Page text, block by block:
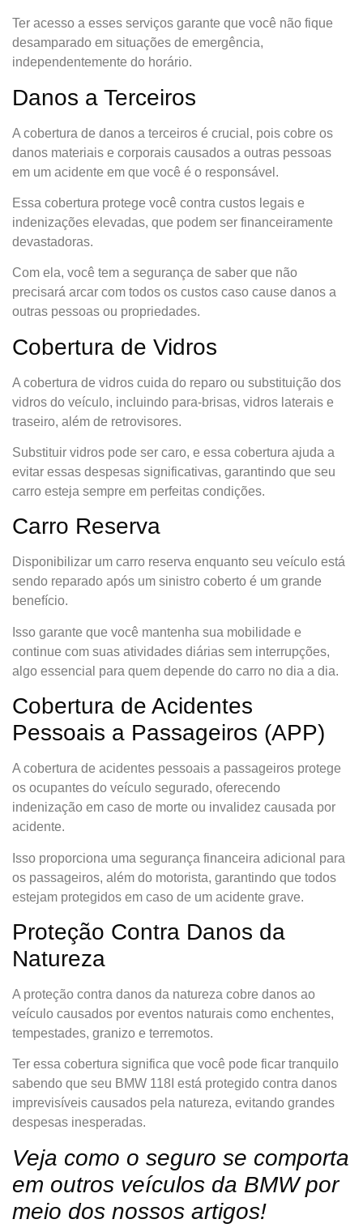
Ter acesso a esses serviços garante que você não fique
desamparado em situações de emergência,
independentemente do horário.
Danos a Terceiros
A cobertura de danos a terceiros é crucial, pois cobre os
danos materiais e corporais causados a outras pessoas
em um acidente em que você é o responsável.
Essa cobertura protege você contra custos legais e
indenizações elevadas, que podem ser financeiramente
devastadoras.
Com ela, você tem a segurança de saber que não
precisará arcar com todos os custos caso cause danos a
outras pessoas ou propriedades.
Cobertura de Vidros
A cobertura de vidros cuida do reparo ou substituição dos
vidros do veículo, incluindo para-brisas, vidros laterais e
traseiro, além de retrovisores.
Substituir vidros pode ser caro, e essa cobertura ajuda a
evitar essas despesas significativas, garantindo que seu
carro esteja sempre em perfeitas condições.
Carro Reserva
Disponibilizar um carro reserva enquanto seu veículo está
sendo reparado após um sinistro coberto é um grande
benefício.
Isso garante que você mantenha sua mobilidade e
continue com suas atividades diárias sem interrupções,
algo essencial para quem depende do carro no dia a dia.
Cobertura de Acidentes
Pessoais a Passageiros (APP)
A cobertura de acidentes pessoais a passageiros protege
os ocupantes do veículo segurado, oferecendo
indenização em caso de morte ou invalidez causada por
acidente.
Isso proporciona uma segurança financeira adicional para
os passageiros, além do motorista, garantindo que todos
estejam protegidos em caso de um acidente grave.
Proteção Contra Danos da
Natureza
A proteção contra danos da natureza cobre danos ao
veículo causados por eventos naturais como enchentes,
tempestades, granizo e terremotos.
Ter essa cobertura significa que você pode ficar tranquilo
sabendo que seu BMW 118I está protegido contra danos
imprevisíveis causados pela natureza, evitando grandes
despesas inesperadas.
Veja como o seguro se comporta
em outros veículos da BMW por
meio dos nossos artigos!